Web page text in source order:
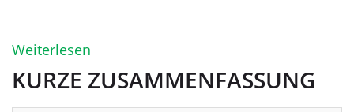
Weiterlesen
KURZE ZUSAMMENFASSUNG